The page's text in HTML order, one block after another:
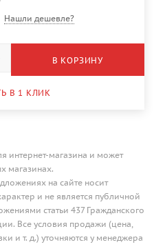
Нашли дешевле?
В КОРЗИНУ
В 1 КЛИК
интернет-магазина и может
магазинах.
на сайте носит
и не является публичной
статьи 437 Гражданского
Все условия продажи (цена,
и т. д.) уточняются у менеджера